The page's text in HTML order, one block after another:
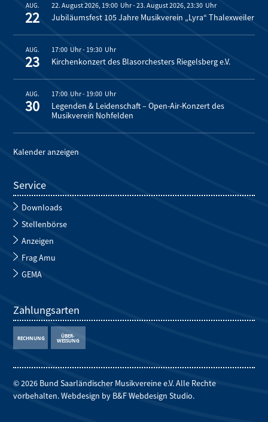
AUG.
22
22. August 2026, 19:00 -23. August 2026, 23:30
Jubiläumsfest 105 Jahre Musikverein „Lyra“ Thalexweiler
AUG.
23
17:00 - 19:30
Kirchenkonzert des Blasorchesters Riegelsberg e.V.
AUG.
30
17:00 - 19:00
Legenden & Leidenschaft – Open-Air-Konzert des
Musikverein Nohfelden
Kalender anzeigen
Service
Downloads
Stellenbörse
Anzeigen
Frag Amu
GEMA
Zahlungsarten
© 2026 Bund Saarländischer Musikvereine e.V. Alle Rechte
vorbehalten. Webdesign by B&F Webdesign Studio.